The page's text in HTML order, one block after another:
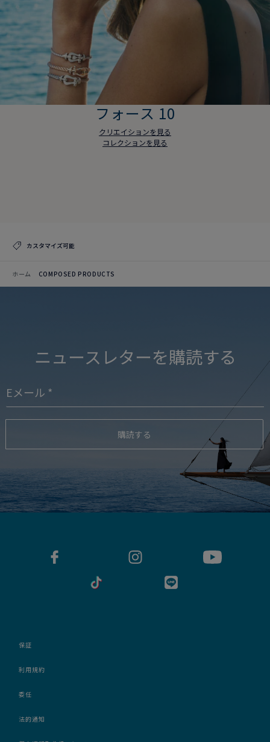
フォース 10
クリエイションを見る
コレクションを見る
カスタマイズ可能
ホーム COMPOSED PRODUCTS
ニュースレターを購読する
購読する
保証
利用規約
委任
法的通知